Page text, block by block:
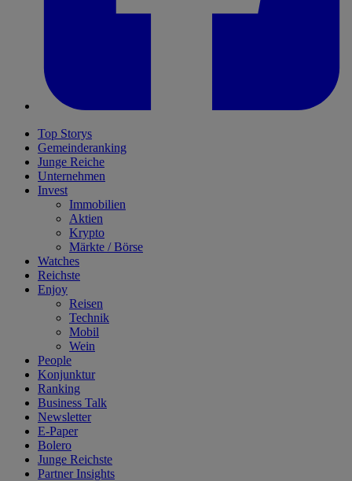
Top Storys
Gemeinderanking
Junge Reiche
Unternehmen
Invest
Immobilien
Aktien
Krypto
Märkte / Börse
Watches
Reichste
Enjoy
Reisen
Technik
Mobil
Wein
People
Konjunktur
Ranking
Business Talk
Newsletter
E-Paper
Bolero
Junge Reichste
Partner Insights